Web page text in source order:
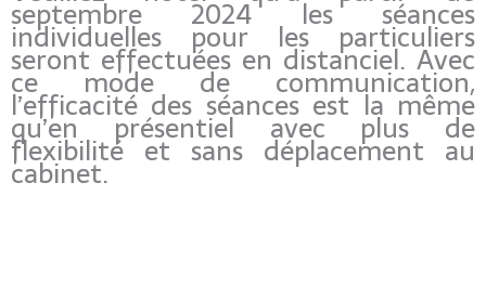
septembre 2024 les séances
individuelles pour les particuliers
seront effectuées en distanciel. Avec
ce mode de communication,
l’efficacité des séances est la même
qu’en présentiel avec plus de
flexibilité et sans déplacement au
cabinet.